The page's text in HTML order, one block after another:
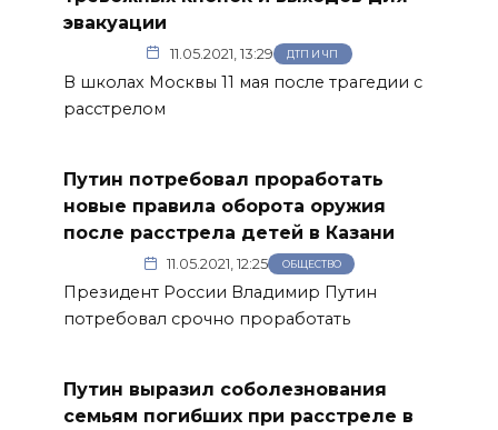
эвакуации
11.05.2021, 13:29 ДТП И ЧП
В школах Москвы 11 мая после трагедии с
расстрелом
Путин потребовал проработать
новые правила оборота оружия
после расстрела детей в Казани
11.05.2021, 12:25 ОБЩЕСТВО
Президент России Владимир Путин
потребовал срочно проработать
Путин выразил соболезнования
семьям погибших при расстреле в